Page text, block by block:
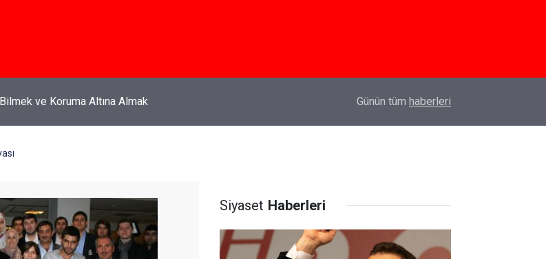
ve Kaç Yaşındadır?
Bir Sohbet
Günün tüm haberleri
Siyaset Haberleri